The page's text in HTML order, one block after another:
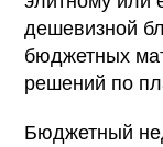
дешевизной
бюджетных
решений по
Бюджетный